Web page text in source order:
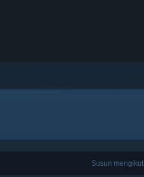
Susun mengikut